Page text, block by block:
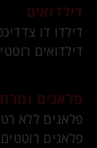
דילדואים
דילדו דו
דילדואים
פלאגים
פלאגים ללא
פלאגים רוטטים